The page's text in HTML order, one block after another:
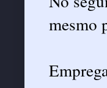
mesmo